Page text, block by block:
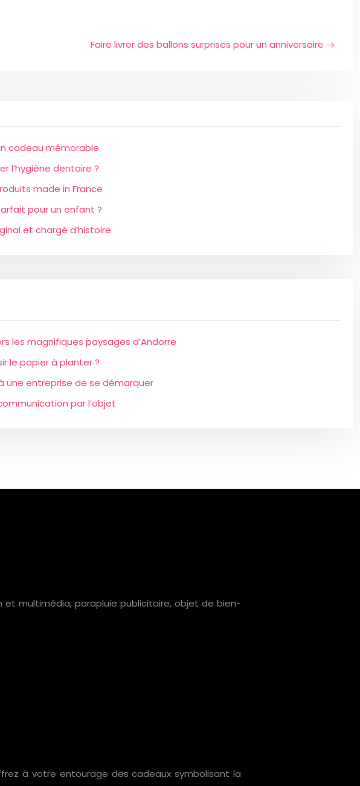
Faire livrer des ballons surprises pour un anniversaire
cadeau mémorable
l’hygiène dentaire ?
made in France
pour un enfant ?
et chargé d’histoire
les magnifiques paysages d’Andorre
le papier à planter ?
une entreprise de se démarquer
par l’objet
multimédia, parapluie publicitaire, objet de bien-
à votre entourage des cadeaux symbolisant la